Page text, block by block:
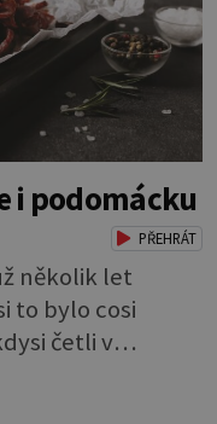
i podomácku
PŘEHRÁT
několik let
to bylo cosi
četli v
si je
což je ještě